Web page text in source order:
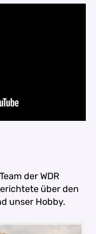
der WDR
über den
unser Hobby.